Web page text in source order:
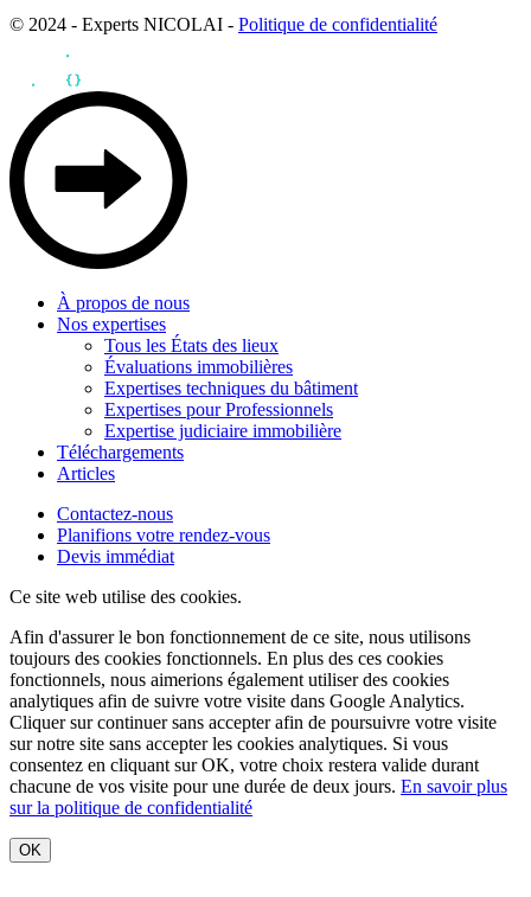
© 2024 - Experts NICOLAI - Politique de confidentialité
À propos de nous
Nos expertises
Tous les États des lieux
Évaluations immobilières
Expertises techniques du bâtiment
Expertises pour Professionnels
Expertise judiciaire immobilière
Téléchargements
Articles
Contactez-nous
Planifions votre rendez-vous
Devis immédiat
Ce site web utilise des cookies.
Afin d'assurer le bon fonctionnement de ce site, nous utilisons
toujours des cookies fonctionnels. En plus des ces cookies
fonctionnels, nous aimerions également utiliser des cookies
analytiques afin de suivre votre visite dans Google Analytics.
Cliquer surcontinuer sans accepterafin de poursuivre votre visite
sur notre site sans accepter les cookies analytiques. Si vous
consentez en cliquant sur OK, votre choix restera valide durant
chacune de vos visite pour une durée de deux jours. En savoir plus
sur la politique de confidentialité
OK